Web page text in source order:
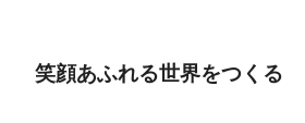
笑顔あふれる世界をつくる